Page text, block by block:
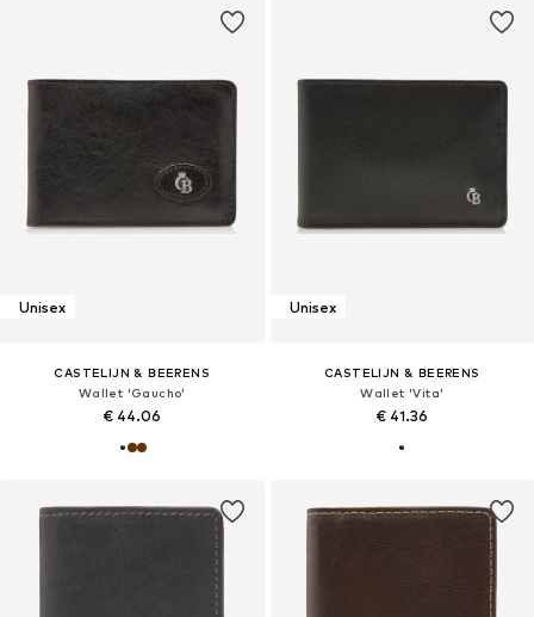
Unisex
CASTELIJN & BEERENS
Wallet 'Gaucho'
€ 44.06
Unisex
CASTELIJN & BEERENS
Wallet 'Vita'
€ 41.36